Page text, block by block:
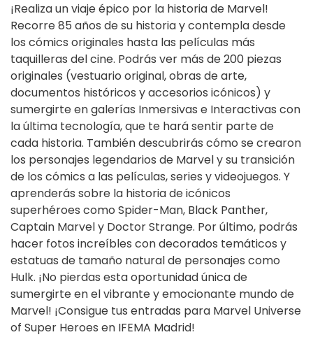
¡Realiza un viaje épico por la historia de Marvel!
Recorre 85 años de su historia y contempla desde
los cómics originales hasta las películas más
taquilleras del cine. Podrás ver más de 200 piezas
originales (vestuario original, obras de arte,
documentos históricos y accesorios icónicos) y
sumergirte en galerías Inmersivas e Interactivas con
la última tecnología, que te hará sentir parte de
cada historia. También descubrirás cómo se crearon
los personajes legendarios de Marvel y su transición
de los cómics a las películas, series y videojuegos. Y
aprenderás sobre la historia de icónicos
superhéroes como Spider-Man, Black Panther,
Captain Marvel y Doctor Strange. Por último, podrás
hacer fotos increíbles con decorados temáticos y
estatuas de tamaño natural de personajes como
Hulk. ¡No pierdas esta oportunidad única de
sumergirte en el vibrante y emocionante mundo de
Marvel! ¡Consigue tus entradas para Marvel Universe
of Super Heroes en IFEMA Madrid!